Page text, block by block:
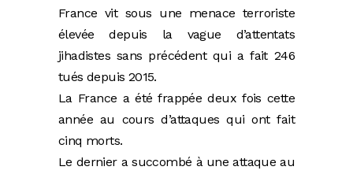
France vit sous une menace terroriste
élevée depuis la vague d’attentats
jihadistes sans précédent qui a fait 246
tués depuis 2015.
La France a été frappée deux fois cette
année au cours d’attaques qui ont fait
cinq morts.
Le dernier a succombé à une attaque au